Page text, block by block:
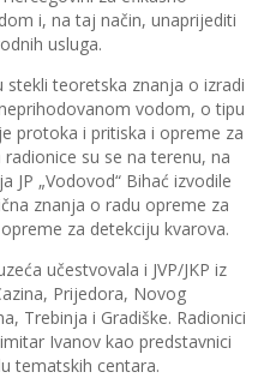
i, na taj način, unaprijediti
usluga.
stekli teoretska znanja o izradi
vodom, o tipu
protoka i pritiska i opreme za
su se na terenu, na
„Vodovod“ Bihać izvodile
znanja o radu opreme za
za detekciju kvarova.
učestvovala i JVP/JKP iz
Prijedora, Novog
Trebinja i Gradiške. Radionici
Ivanov kao predstavnici
tematskih centara.